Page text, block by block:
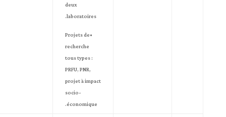
deux
laboratoires.
•Projets de
recherche
tous types :
PRFU, PNR,
projet à impact
socio-
économique.